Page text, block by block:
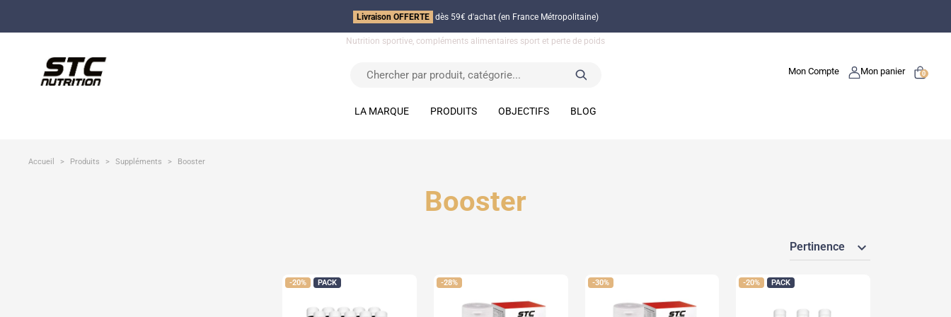
Livraison OFFERTE dès 59€ d'achat (en France Métropolitaine)
Nutrition sportive, compléments alimentaires sport et perte de poids
LA MARQUE PRODUITS OBJECTIFS BLOG
Mon Compte Mon panier 0
Accueil Produits Suppléments Booster
Booster
Pertinence expand_more
-20% PACK -28% -30% -20% PACK